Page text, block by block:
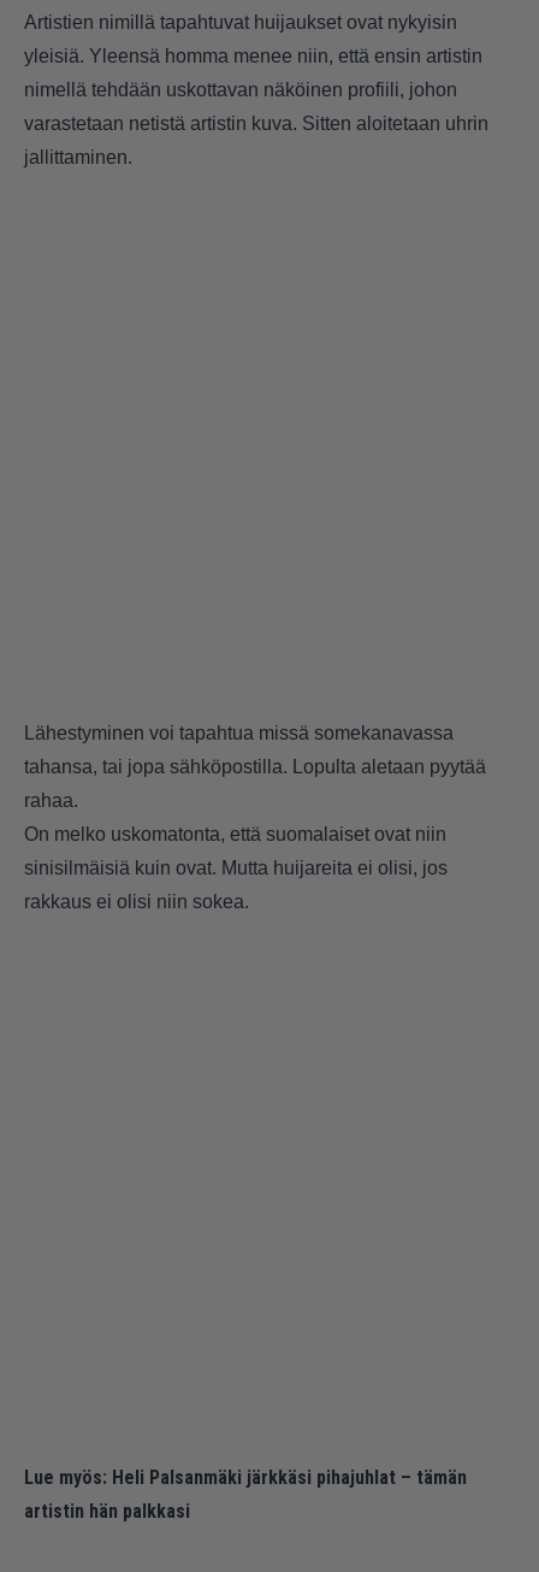
Artistien nimillä tapahtuvat huijaukset ovat nykyisin
yleisiä. Yleensä homma menee niin, että ensin artistin
nimellä tehdään uskottavan näköinen profiili, johon
varastetaan netistä artistin kuva. Sitten aloitetaan uhrin
jallittaminen.
Lähestyminen voi tapahtua missä somekanavassa
tahansa, tai jopa sähköpostilla. Lopulta aletaan pyytää
rahaa.
On melko uskomatonta, että suomalaiset ovat niin
sinisilmäisiä kuin ovat. Mutta huijareita ei olisi, jos
rakkaus ei olisi niin sokea.
Lue myös: Heli Palsanmäki järkkäsi pihajuhlat – tämän
artistin hän palkkasi